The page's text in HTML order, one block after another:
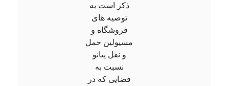
ذکر است به
توصیه های
فروشگاه و
مسیولین حمل
و نقل پیانو
نسبت به
فضایی که در